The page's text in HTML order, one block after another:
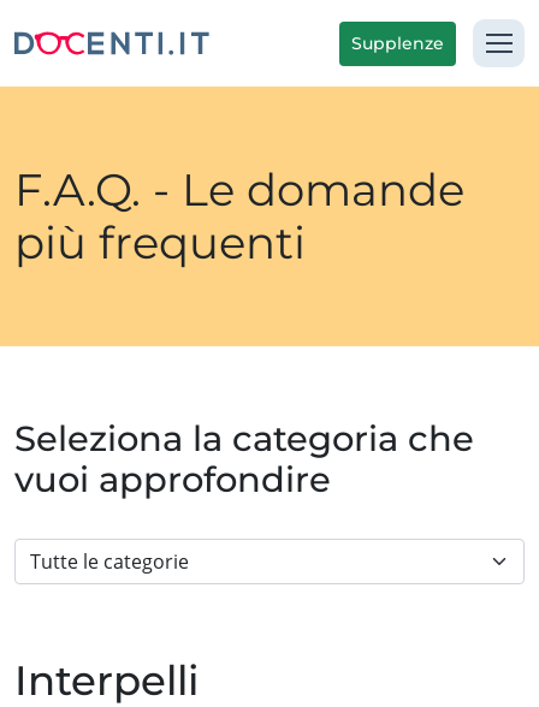
Supplenze
F.A.Q. - Le domande
più frequenti
Seleziona la categoria che
vuoi approfondire
Interpelli